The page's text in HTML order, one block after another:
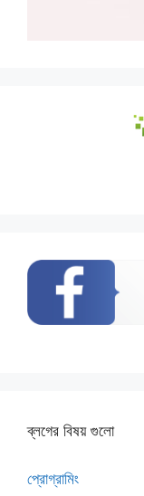
ব্লগের বিষয় গুলো
প্রোগ্রামিং